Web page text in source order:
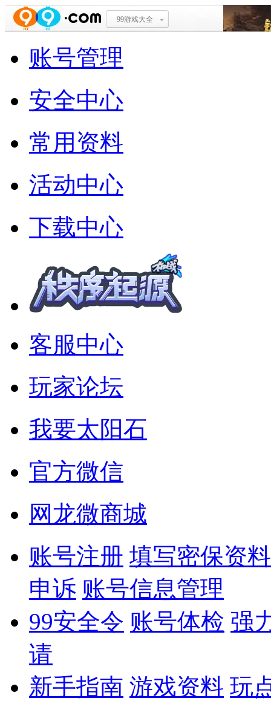
99游戏大全
账号管理
安全中心
常用资料
活动中心
下载中心
客服中心
玩家论坛
我要太阳石
官方微信
网龙微商城
账号注册 填写密保资料
申诉 账号信息管理
99安全令 账号体检 强
请
新手指南 游戏资料 玩